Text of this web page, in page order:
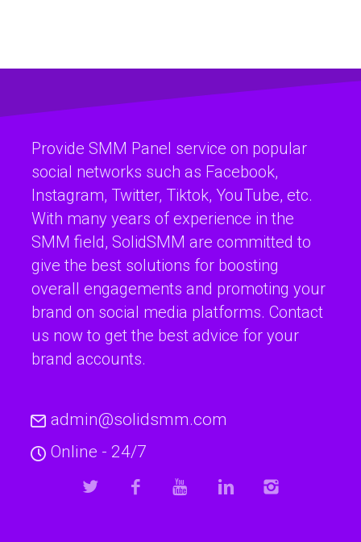
Provide SMM Panel service on popular
social networks such as Facebook,
Instagram, Twitter, Tiktok, YouTube, etc.
With many years of experience in the
SMM field, SolidSMM are committed to
give the best solutions for boosting
overall engagements and promoting your
brand on social media platforms. Contact
us now to get the best advice for your
brand accounts.
admin@solidsmm.com
Online - 24/7